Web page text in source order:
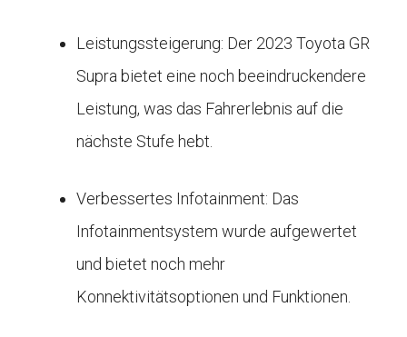
Leistungssteigerung: Der 2023 Toyota GR
Supra bietet eine noch beeindruckendere
Leistung, was das Fahrerlebnis auf die
nächste Stufe hebt.
Verbessertes Infotainment: Das
Infotainmentsystem wurde aufgewertet
und bietet noch mehr
Konnektivitätsoptionen und Funktionen.